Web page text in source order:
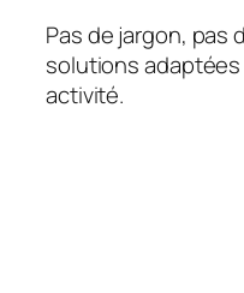
Pas de jargon, pas
solutions
activité.